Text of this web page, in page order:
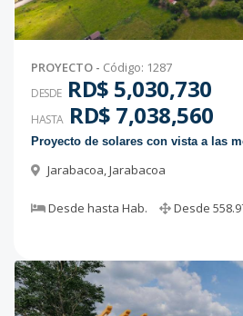
PROYECTO - Código: 1287
DESDE RD$ 5,030,730
HASTA RD$ 7,038,560
Proyecto de solares con vista a las
Jarabacoa,Jarabacoa
Desde hasta Hab. Desde